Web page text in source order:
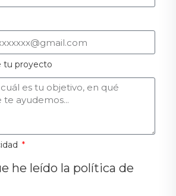
tu proyecto
he leído la política de